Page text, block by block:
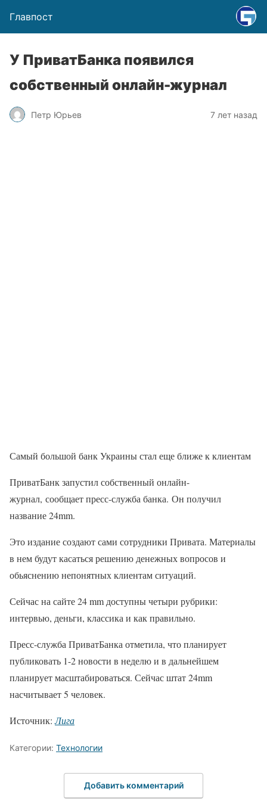
Главпост
У ПриватБанка появился
собственный онлайн-журнал
Петр Юрьев 7 лет назад
Самый большой банк Украины стал еще ближе к клиентам
ПриватБанк запустил собственный онлайн-
журнал, сообщает пресс-служба банка. Он получил
название 24mm.
Это издание создают сами сотрудники Привата. Материалы
в нем будут касаться решению денежных вопросов и
обьяснению непонятных клиентам ситуаций.
Сейчас на сайте 24 mm доступны четыри рубрики:
интервью, деньги, классика и как правильно.
Пресс-служба ПриватБанка отметила, что планирует
публиковать 1-2 новости в неделю и в дальнейшем
планирует масштабироваться. Сейчас штат 24mm
насчитывает 5 человек.
Источник:Лига
Категории: Технологии
Добавить комментарий